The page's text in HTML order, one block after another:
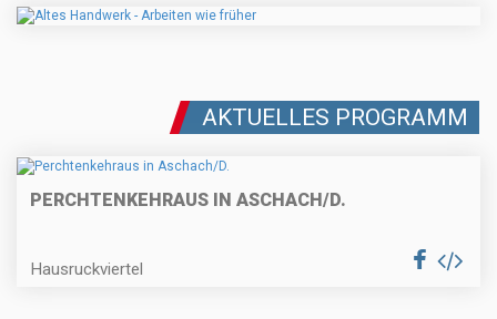
AKTUELLES PROGRAMM
PERCHTENKEHRAUS IN ASCHACH/D.
Hausruckviertel